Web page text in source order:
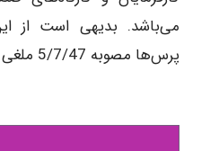
می‌باشد. بدیهی است از
پرس‌ها مصوبه 5/7/47 ملغی می‌گردد.